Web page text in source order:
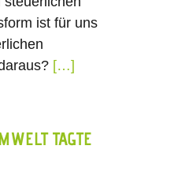
ist für uns
[…]
TAGTE